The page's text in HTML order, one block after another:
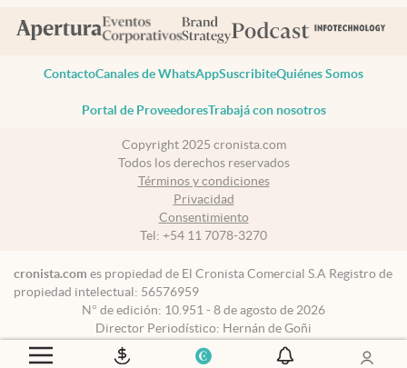
ContactoCanales de WhatsAppSuscribiteQuiénes Somos
Portal de ProveedoresTrabajá con nosotros
Copyright 2025 cronista.com
Todos los derechos reservados
Términos y condiciones
Privacidad
Consentimiento
Tel: +54 11 7078-3270
cronista.com es propiedad de El Cronista Comercial S.A Registro de
propiedad intelectual: 56576959
N° de edición: 10.951 - 8 de agosto de 2026
Director Periodístico: Hernán de Goñi